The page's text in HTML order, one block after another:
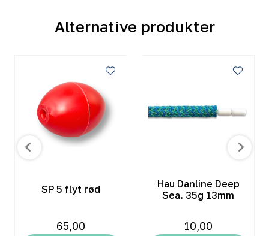
Alternative produkter
SP 5 flyt rød
65,00
Hau Danline Deep
Sea. 35g 13mm
10,00